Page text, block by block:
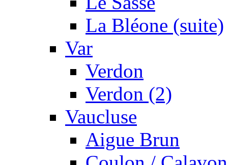
La Bléone (suite)
Var
Verdon
Verdon (2)
Vaucluse
Aigue Brun